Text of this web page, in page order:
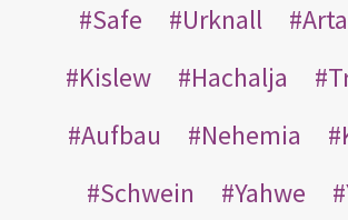
Safe
Urknall
Kislew
Hachalja
Aufbau
Nehemia
Schwein
Yahwe